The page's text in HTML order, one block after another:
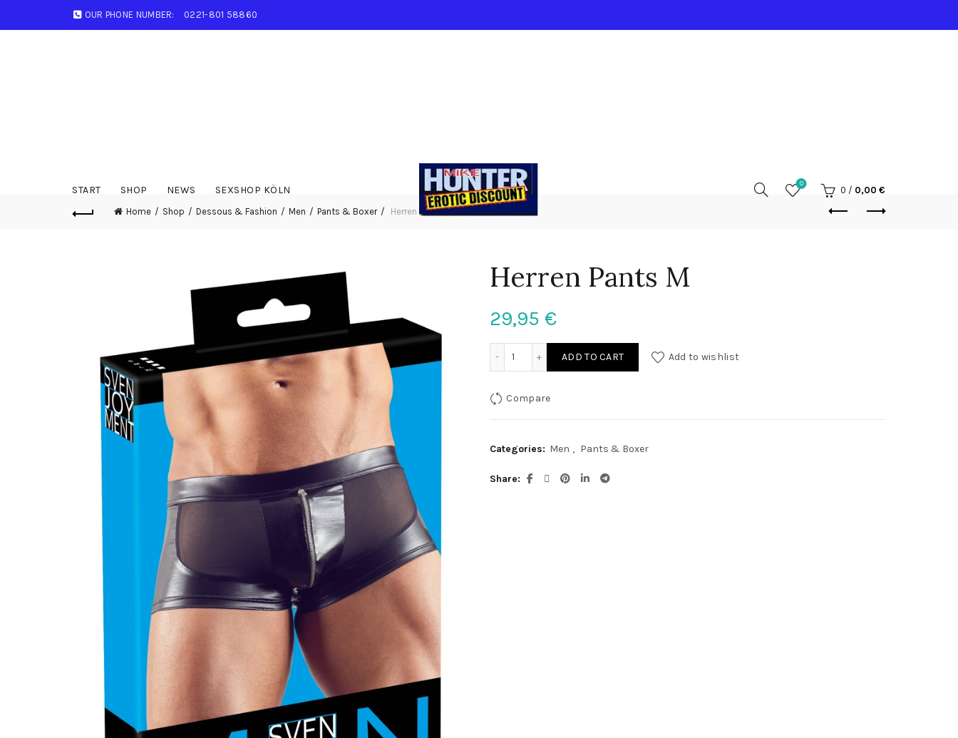
OUR PHONE NUMBER: 0221-801 58860
START SHOP NEWS SEXSHOP KÖLN
0
0 / 0,00 €
Home Shop Dessous & Fashion Men Pants & Boxer Herren Pants M
Herren Pants M
29,95 €
ADD TO CART Add to wishlist
Compare
Categories: Men , Pants & Boxer
Share